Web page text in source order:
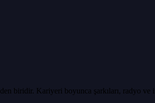
biridir. Kariyeri boyunca şarkıları, radyo ve